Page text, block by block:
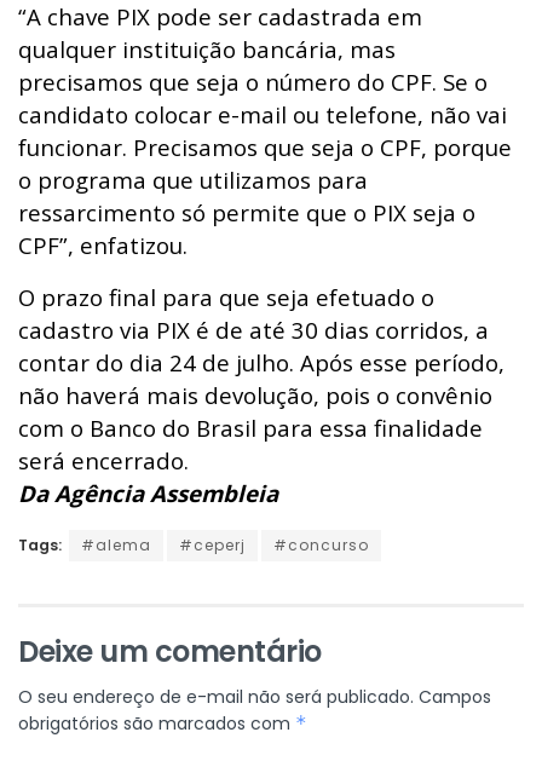
“A chave PIX pode ser cadastrada em
qualquer instituição bancária, mas
precisamos que seja o número do CPF. Se o
candidato colocar e-mail ou telefone, não vai
funcionar. Precisamos que seja o CPF, porque
o programa que utilizamos para
ressarcimento só permite que o PIX seja o
CPF”, enfatizou.
O prazo final para que seja efetuado o
cadastro via PIX é de até 30 dias corridos, a
contar do dia 24 de julho. Após esse período,
não haverá mais devolução, pois o convênio
com o Banco do Brasil para essa finalidade
será encerrado.
Da Agência Assembleia
Tags: #alema #ceperj #concurso
Deixe um comentário
O seu endereço de e-mail não será publicado. Campos
obrigatórios são marcados com *